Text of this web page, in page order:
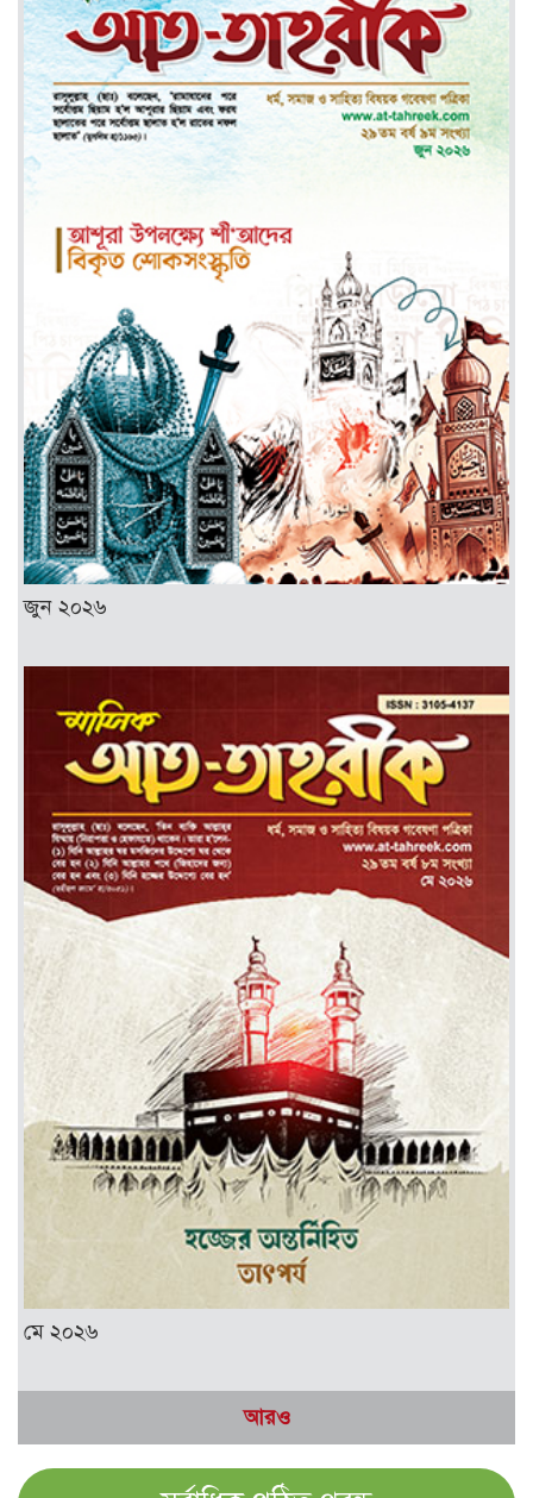
জুন ২০২৬
মে ২০২৬
আরও